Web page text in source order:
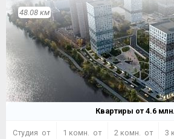
48.08 км
Квартиры от 4.6 млн.
Студия от
1 комн. от
2 комн. от
3